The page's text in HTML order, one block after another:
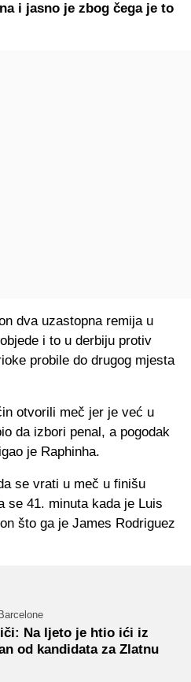
i jasno je zbog čega je to
dva uzastopna remija u
i to u derbiju protiv
probile do drugog mjesta
otvorili meč jer je već u
da izbori penal, a pogodak
je Raphinha.
se vrati u meč u finišu
se 41. minuta kada je Luis
što ga je James Rodriguez
Na ljeto je htio ići iz
od kandidata za Zlatnu